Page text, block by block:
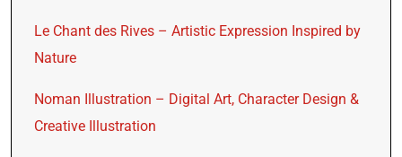
Le Chant des Rives – Artistic Expression Inspired by
Nature
Noman Illustration – Digital Art, Character Design &
Creative Illustration